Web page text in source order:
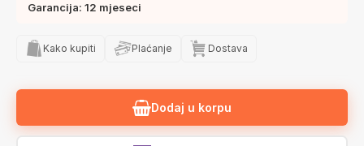
Garancija: 12 mjeseci
Kako kupiti Plaćanje Dostava
Dodaj u korpu